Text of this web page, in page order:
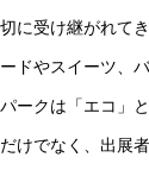
に受け継がれて
ドやスイーツ、
ークは「エコ」
けでなく、出展